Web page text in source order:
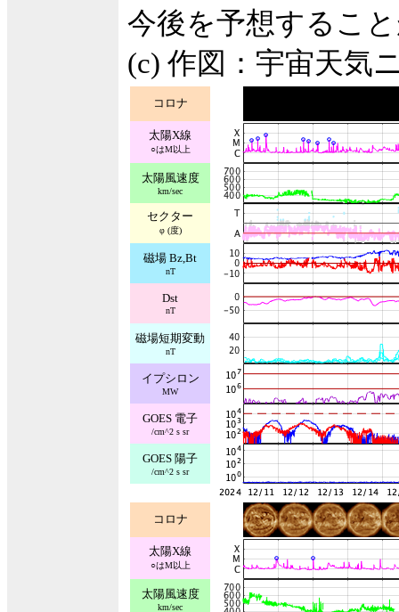
今後を予想するこ
(c) 作図：宇宙天気
コロナ
太陽X線
○はM以上
太陽風速度
km/sec
セクター
φ (度)
磁場 Bz,Bt
nT
Dst
nT
磁場短期変動
nT
イプシロン
MW
GOES 電子
/cm^2 s sr
GOES 陽子
/cm^2 s sr
コロナ
太陽X線
○はM以上
太陽風速度
km/sec